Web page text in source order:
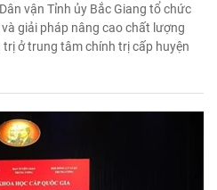
vận Tỉnh ủy Bắc Giang tổ chức
giải pháp nâng cao chất lượng
ở trung tâm chính trị cấp huyện